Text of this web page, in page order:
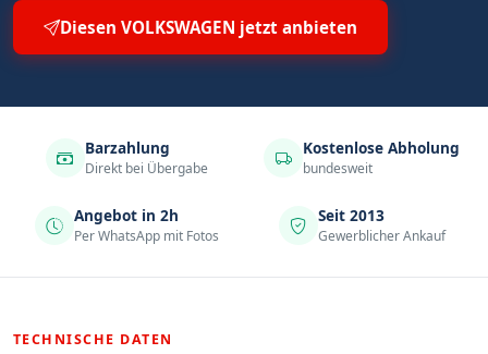
Diesen VOLKSWAGEN jetzt anbieten
Barzahlung
Direkt bei Übergabe
Kostenlose Abholung
bundesweit
Angebot in 2h
Per WhatsApp mit Fotos
Seit 2013
Gewerblicher Ankauf
TECHNISCHE DATEN